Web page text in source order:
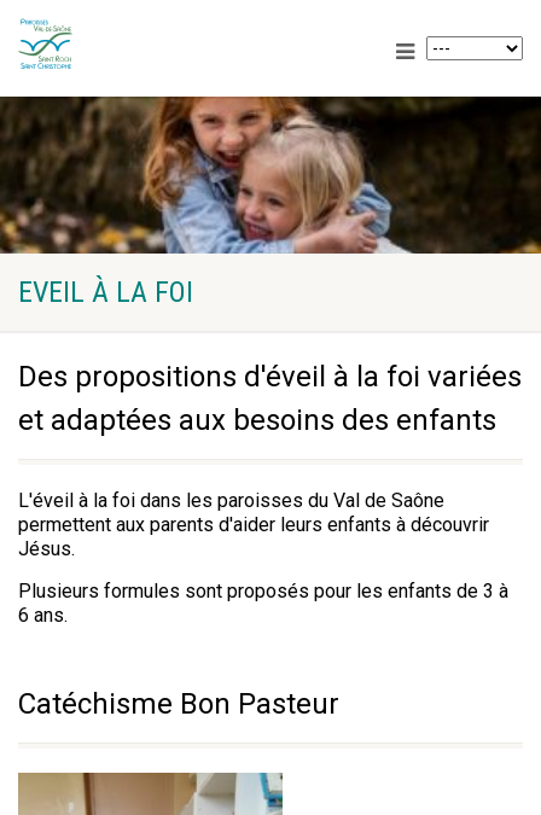
EVEIL À LA FOI
Des propositions d'éveil à la foi variées
et adaptées aux besoins des enfants
L'éveil à la foi dans les paroisses du Val de Saône
permettent aux parents d'aider leurs enfants à découvrir
Jésus.
Plusieurs formules sont proposés pour les enfants de 3 à
6 ans.
Catéchisme Bon Pasteur